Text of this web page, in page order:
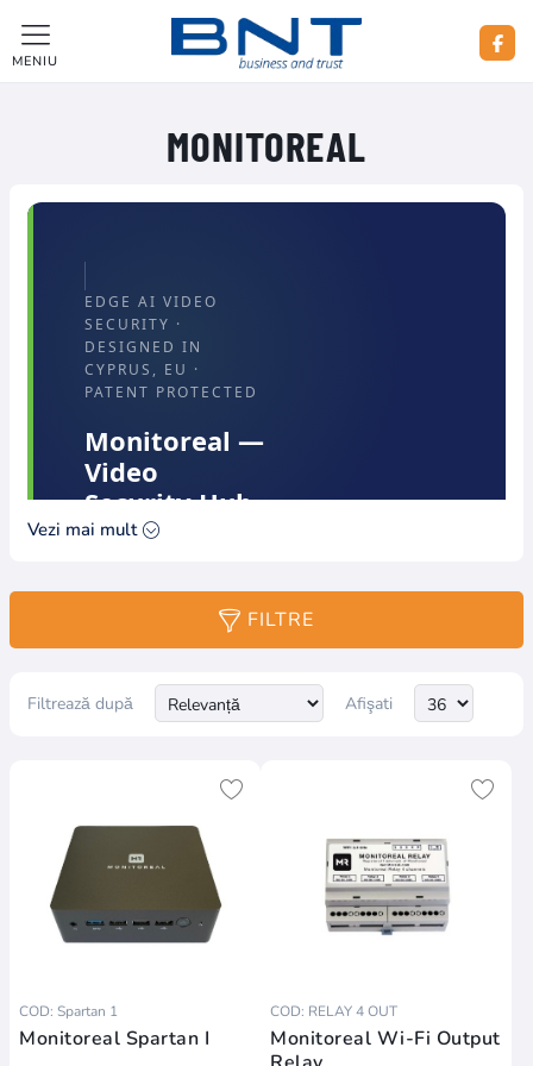
MENIU
MONITOREAL
EDGE AI VIDEO
SECURITY ·
DESIGNED IN
CYPRUS, EU ·
PATENT PROTECTED
Monitoreal —
Video
Security Hub
cu Edge AI
Rețea CCTV
Transformă
într-un ecosistem
AI a 24+ obiecte,
zero cloud, 100%
confidențialitate,
achiziție unică.
Spartan I & II
24+ Obiecte
Vezi mai mult
FILTRE
Filtrează după Afişati
COD: Spartan 1
Monitoreal Spartan I
COD: RELAY 4 OUT
Monitoreal Wi-Fi Output